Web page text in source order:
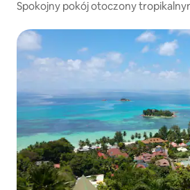
Spokojny pokój otoczony